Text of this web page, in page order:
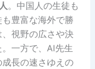
。中国人の生徒も
豊富な海外で勝
、視野の広さや決
一方で、AI先生
長の速さゆえの